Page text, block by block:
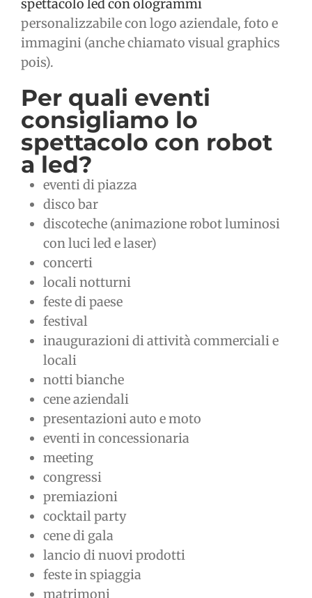
spettacolo led con ologrammi
personalizzabile con logo aziendale, foto e
immagini (anche chiamato visual graphics
pois).
Per quali eventi
consigliamo lo
spettacolo con robot
a led?
eventi di piazza
disco bar
discoteche (animazione robot luminosi
con luci led e laser)
concerti
locali notturni
feste di paese
festival
inaugurazioni di attività commerciali e
locali
notti bianche
cene aziendali
presentazioni auto e moto
eventi in concessionaria
meeting
congressi
premiazioni
cocktail party
cene di gala
lancio di nuovi prodotti
feste in spiaggia
matrimoni